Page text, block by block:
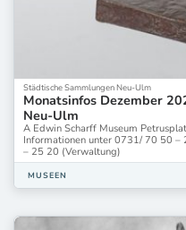
Städtische Sammlungen Neu-Ulm
Monatsinfos Dezember
Neu-Ulm
A Edwin Scharff Museum
Informationen unter 0731/ 70 50 –
– 25 20 (Verwaltung)
MUSEEN